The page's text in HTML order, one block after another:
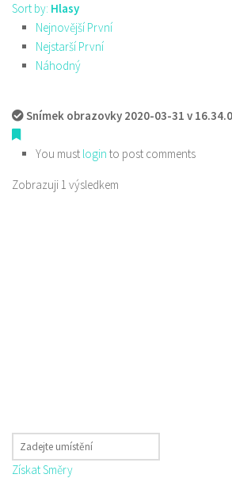
Sort by: Hlasy
Nejnovější První
Nejstarší První
Náhodný
Snímek obrazovky 2020-03-31 v
You must login to post comments
Zobrazuji 1 výsledkem
Získat Směry